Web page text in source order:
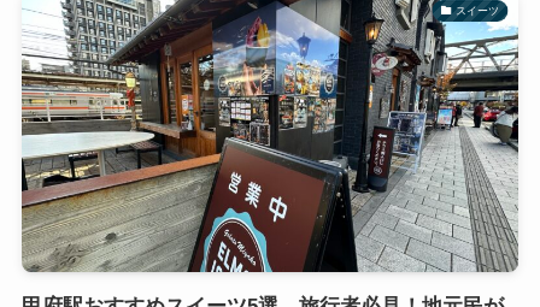
スイーツ